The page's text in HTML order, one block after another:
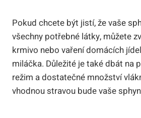
Pokud chcete být jistí, že vaše
všechny potřebné látky, můžete
krmivo nebo vaření domácích
miláčka. Důležité je také dbát na
režim a dostatečné množství
vhodnou stravou bude vaše